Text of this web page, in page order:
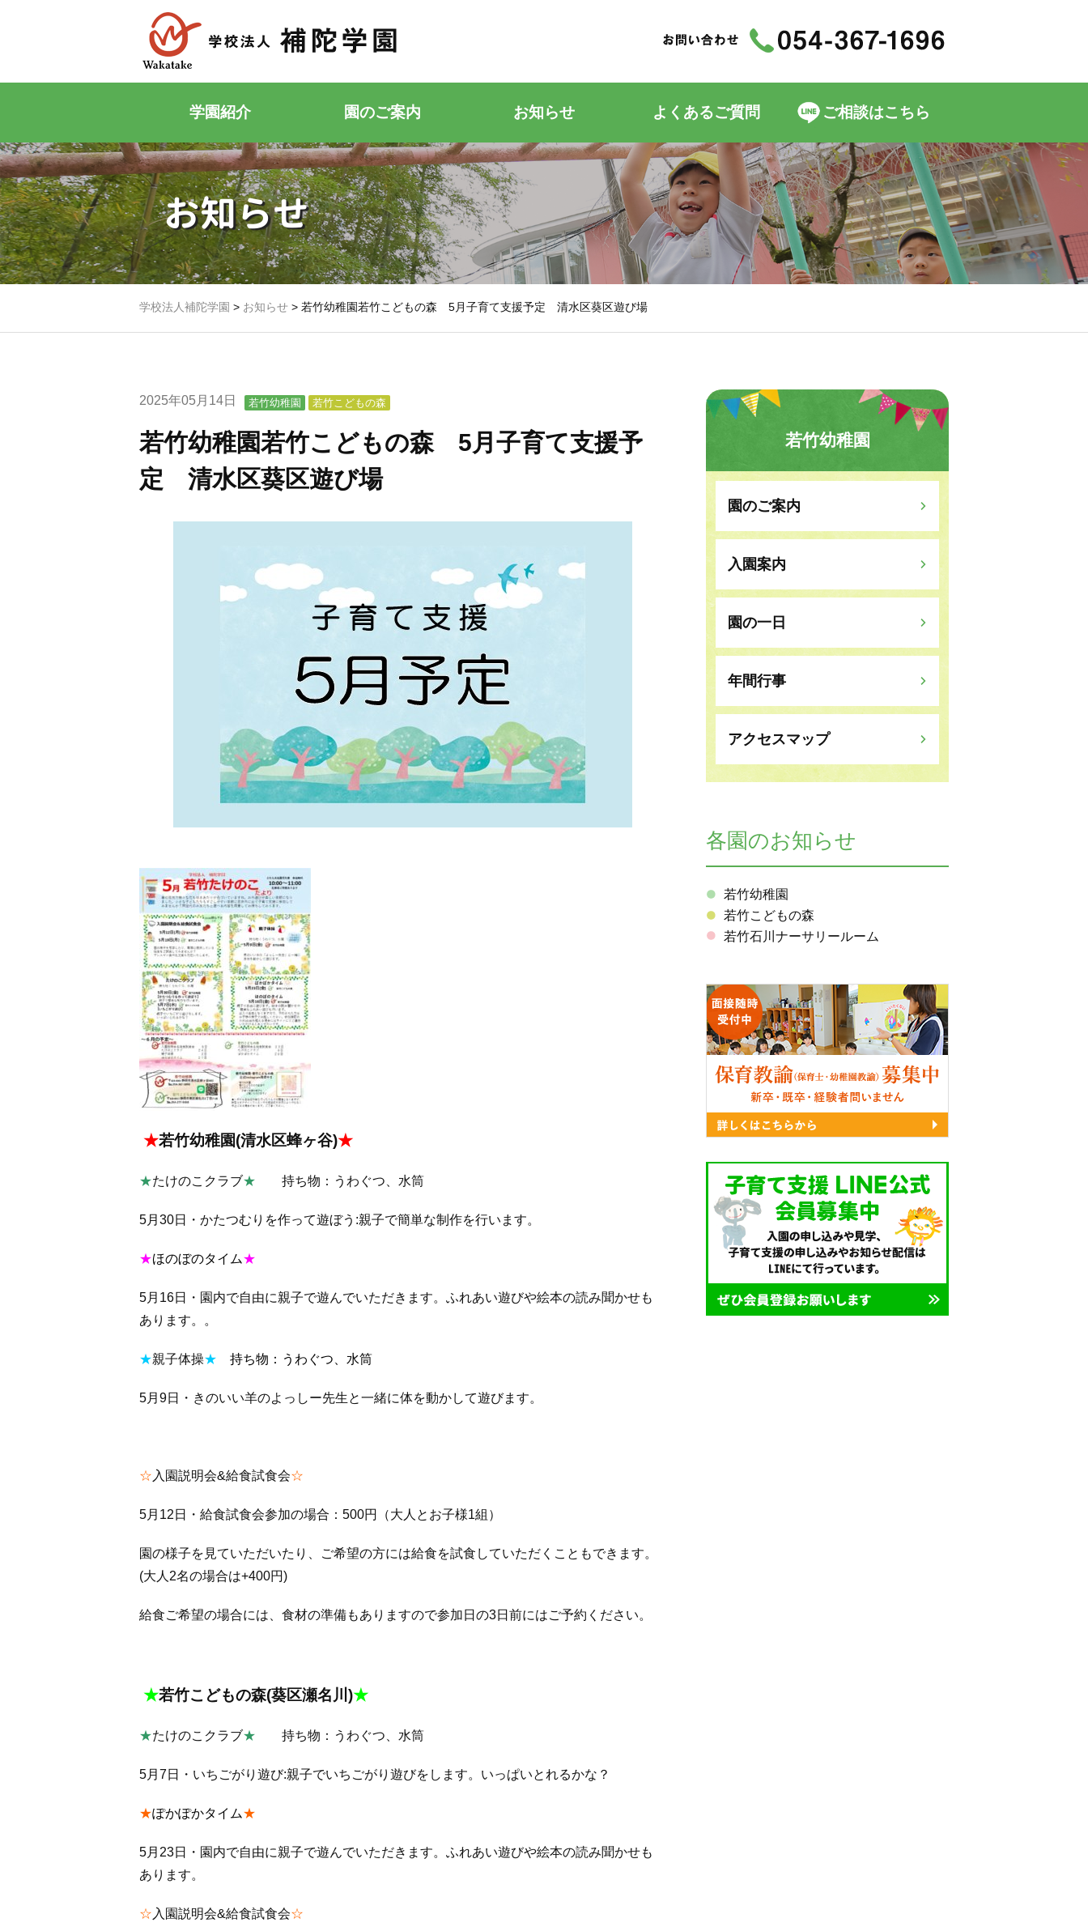
学園紹介 園のご案内
若竹幼稚園
若竹こどもの森
お知らせ よくあるご質問 ご相談はこちら
お知らせ
学校法人補陀学園 > お知らせ > 若竹幼稚園若竹こどもの森 5月子育て支援予定 清水区葵区遊び場
2025年05月14日 若竹幼稚園 若竹こどもの森
若竹幼稚園若竹こどもの森 5月子育て支援予
定 清水区葵区遊び場
★若竹幼稚園(清水区蜂ヶ谷)★
★たけのこクラブ★ 持ち物：うわぐつ、水筒
5月30日・かたつむりを作って遊ぼう:親子で簡単な制作を行います。
★ほのぼのタイム★
5月16日・園内で自由に親子で遊んでいただきます。ふれあい遊びや絵本の読み聞かせも
あります。。
★親子体操★ 持ち物：うわぐつ、水筒
5月9日・きのいい羊のよっしー先生と一緒に体を動かして遊びます。
☆ 入園説明会&給食試食会☆
5月12日・給食試食会参加の場合：500円（大人とお子様1組）
園の様子を見ていただいたり、ご希望の方には給食を試食していただくこともできます。
(大人2名の場合は+400円)
給食ご希望の場合には、食材の準備もありますので参加日の3日前にはご予約ください。
★若竹こどもの森(葵区瀬名川)★
★たけのこクラブ★ 持ち物：うわぐつ、水筒
5月7日・いちごがり遊び:親子でいちごがり遊びをします。いっぱいとれるかな？
★ぽかぽかタイム★
5月23日・園内で自由に親子で遊んでいただきます。ふれあい遊びや絵本の読み聞かせも
あります。
☆ 入園説明会&給食試食会☆
若竹幼稚園
園のご案内
入園案内
園の一日
年間行事
アクセスマップ
各園のお知らせ
若竹幼稚園
若竹こどもの森
若竹石川ナーサリールーム